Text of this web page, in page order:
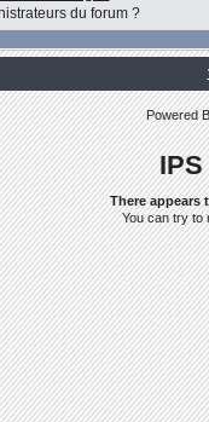
du forum ?
Powered
There appears
You can try to